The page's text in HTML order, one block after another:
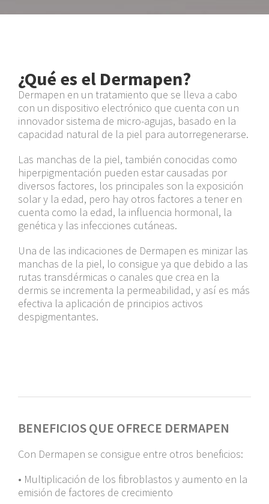
¿Qué es el Dermapen?
Dermapen en un tratamiento que se lleva a cabo
con un dispositivo electrónico que cuenta con un
innovador sistema de micro-agujas, basado en la
capacidad natural de la piel para autorregenerarse.
Las manchas de la piel, también conocidas como
hiperpigmentación pueden estar causadas por
diversos factores, los principales son la exposición
solar y la edad, pero hay otros factores a tener en
cuenta como la edad, la influencia hormonal, la
genética y las infecciones cutáneas.
Una de las indicaciones de Dermapen es minizar las
manchas de la piel, lo consigue ya que debido a las
rutas transdérmicas o canales que crea en la
dermis se incrementa la permeabilidad, y así es más
efectiva la aplicación de principios activos
despigmentantes.
BENEFICIOS QUE OFRECE DERMAPEN
Con Dermapen se consigue entre otros beneficios:
• Multiplicación de los fibroblastos y aumento en la
emisión de factores de crecimiento